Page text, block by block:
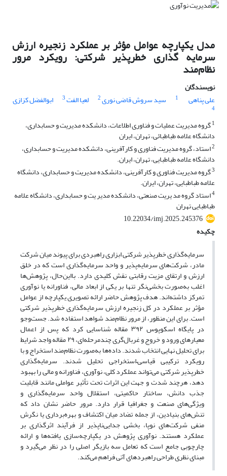
مدل یکپارچه عوامل مؤثر بر عملکرد زنجیره ارزش
سرمایه‌ گذاری خطرپذیر شرکتی: رویکرد مرور
نظام‌مند
نویسندگان
علی پناهی
1 سید سروش قاضی نوری2 لعیا الفت3 ابوالفضل کزازی
4
1گروه مدیریت عملیات و فناوری اطلاعات، دانشکده مدیریت و حسابداری،
دانشگاه علامه طباطبائی، تهران، ایران
2استاد، گروه مدیریت فناوری و کارآفرینی، دانشکده مدیریت و حسابداری،
دانشگاه علامه طباطبایی، تهران، ایران.
3گروه مدیریت فناوری و کارآفرینی، دانشکده مدیریت و حسابداری، دانشگاه
علامه طباطبایی، تهران، ایران.
4استاد گروه مد یریت صنعتی، دانشکده مدیر یت و حسابداری، دانشگاه علامه
طباطبایی تهران
10.22034/imj.2025.245376
چکیده
سرمایه‌گذاری خطرپذیر شرکتی ابزاری راهبردی برای پیوند میان شرکت‌
مادر، شرکت‌های سرمایه‌پذیر و واحد سرمایه‌گذاری است که در خلق
ارزش و ارتقای مزیت رقابتی نقش کلیدی دارد. بااین‌حال، پژوهش‌ها
اغلب به‌صورت بخشی‌نگر تنها بر یکی از ابعاد مالی، فناورانه یا نوآوری
تمرکز داشته‌اند. هدف پژوهش حاضر ارائه تصویری یکپارچه از عوامل
مؤثر بر عملکرد در کل زنجیره ارزش سرمایه‌گذاری خطرپذیر شرکتی
است. برای این منظور، از مرور نظام‌مند شواهد استفاده شد. جست‌وجو
در پایگاه اسکوپوس ۳۹۲ مقاله شناسایی کرد که پس از اعمال
معیارهای ورود و خروج و غربال‌گری چندمرحله‌ای، ۲۹ مقاله واجد شرایط
برای تحلیل نهایی انتخاب شدند. داده‌ها به‌صورت نظام‌مند استخراج و با
رویکرد ترکیبی قیاسی–استخراجی تحلیل شدند. سرمایه‌گذاری
خطرپذیر شرکتی می‌تواند عملکرد کلی، نوآوری، فناورانه و مالی را بهبود
دهد، هرچند شدت و جهت این اثرات تحت تأثیر عواملی مانند قابلیت
جذب دانش، ساختار حاکمیتی، استقلال واحد سرمایه‌گذاری و
ویژگی‌های صنعت و جغرافیا قرار دارد. مرور حاضر نشان داد که
تنش‌های بنیادین، از جمله تضاد میان اکتشاف و بهره‌برداری یا نگرش
منفی شرکت‌های نوپا، بخشی جدایی‌ناپذیر از فرآیند اثرگذاری بر
عملکرد هستند. نوآوری پژوهش در یکپارچه‌سازی یافته‌ها و ارائه
چارچوبی جامع است که تعامل سه بازیگر اصلی را در نظر می‌گیرد و
مبنای نظری طراحی راهبردهای آتی فراهم می‌کند.